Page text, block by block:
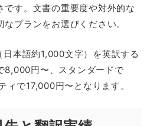
です。文書の重要度や対外的な
プランをお選びください。
本語約1,000文字）を英訳する
8,000円〜、スタンダードで
で17,000円〜となります。